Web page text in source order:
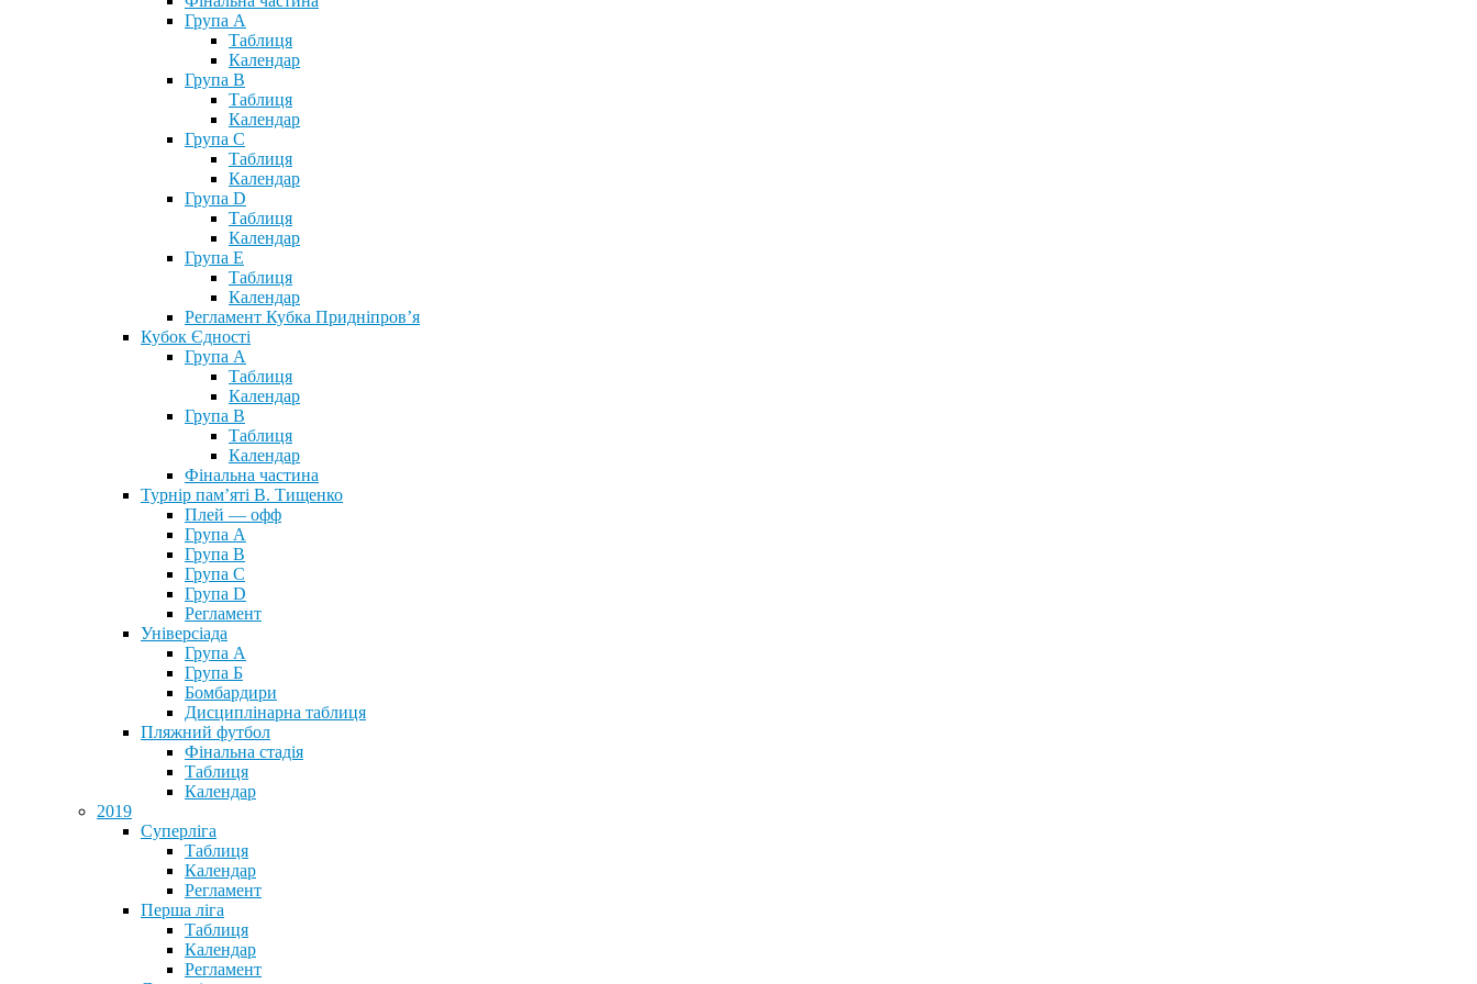
Група А
Таблиця
Календар
Група В
Таблиця
Календар
Група С
Таблиця
Календар
Група D
Таблиця
Календар
Група Е
Таблиця
Календар
Регламент Кубка Придніпров’я
Кубок Єдності
Група А
Таблиця
Календар
Група В
Таблиця
Календар
Фінальна частина
Турнір пам’яті В. Тищенко
Плей — офф
Група А
Група B
Група С
Група D
Регламент
Універсіада
Група А
Група Б
Бомбардири
Дисциплінарна таблиця
Пляжний футбол
Фінальна стадія
Таблиця
Календар
2019
Суперліга
Таблиця
Календар
Регламент
Перша ліга
Таблиця
Календар
Регламент